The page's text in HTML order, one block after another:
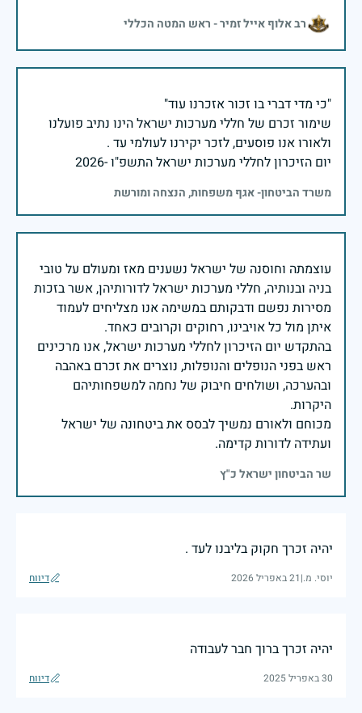
רב אלוף אייל זמיר - ראש המטה הכללי
שימור זכרם של חללי מערכות ישראל הינו נתיב פועלנו
יום הזיכרון לחללי מערכות ישראל התשפ"ו -2026
משרד הביטחון- אגף משפחות, הנצחה ומורשת
עוצמתה וחוסנה של ישראל נשענים מאז ומעולם על טובי
בניה ובנותיה, חללי מערכות ישראל לדורותיהן, אשר בזכות
מסירות נפשם ודבקותם במשימה אנו מצליחים לעמוד
בהתקדש יום הזיכרון לחללי מערכות ישראל, אנו מרכינים
ראש בפני הנופלים והנופלות, נוצרים את זכרם באהבה
ובהערכה, ושולחים חיבוק של נחמה למשפחותיהם
מכוחם ולאורם נמשיך לבסס את ביטחונה של ישראל
ועתידה לדורות קדימה.
שר הביטחון ישראל כ"ץ
יהיה זכרך חקוק בליבנו לעד .
יוסי. מ.|21 באפריל 2026 דיווח
יהיה זכרך ברוך חבר לעבודה
30 באפריל 2025 דיווח